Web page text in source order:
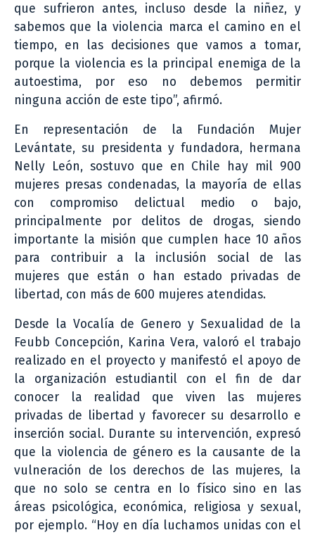
que sufrieron antes, incluso desde la niñez, y
sabemos que la violencia marca el camino en el
tiempo, en las decisiones que vamos a tomar,
porque la violencia es la principal enemiga de la
autoestima, por eso no debemos permitir
ninguna acción de este tipo”, afirmó.
En representación de la Fundación Mujer
Levántate, su presidenta y fundadora, hermana
Nelly León, sostuvo que en Chile hay mil 900
mujeres presas condenadas, la mayoría de ellas
con compromiso delictual medio o bajo,
principalmente por delitos de drogas, siendo
importante la misión que cumplen hace 10 años
para contribuir a la inclusión social de las
mujeres que están o han estado privadas de
libertad, con más de 600 mujeres atendidas.
Desde la Vocalía de Genero y Sexualidad de la
Feubb Concepción, Karina Vera, valoró el trabajo
realizado en el proyecto y manifestó el apoyo de
la organización estudiantil con el fin de dar
conocer la realidad que viven las mujeres
privadas de libertad y favorecer su desarrollo e
inserción social. Durante su intervención, expresó
que la violencia de género es la causante de la
vulneración de los derechos de las mujeres, la
que no solo se centra en lo físico sino en las
áreas psicológica, económica, religiosa y sexual,
por ejemplo. “Hoy en día luchamos unidas con el